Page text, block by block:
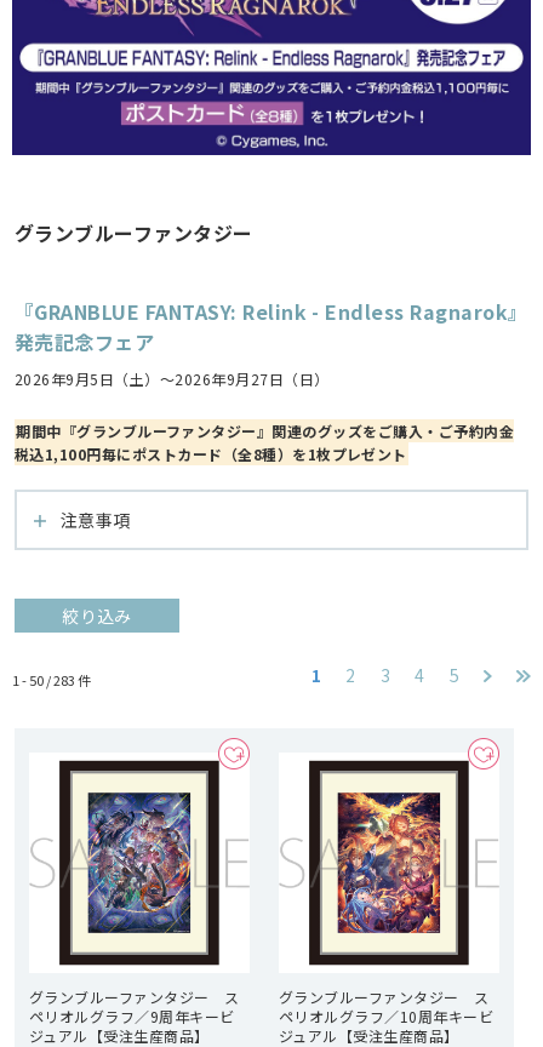
グランブルーファンタジー
『GRANBLUE FANTASY: Relink - Endless Ragnarok』
発売記念フェア
2026年9月5日（土）～2026年9月27日（日）
期間中『グランブルーファンタジー』関連のグッズをご購入・ご予約内金
税込1,100円毎にポストカード（全8種）を1枚プレゼント
注意事項
絞り込み
1 - 50 /283件 1 2 3 4 5
グランブルーファンタジー ス
ペリオルグラフ／9周年キービ
ジュアル【受注生産商品】
グランブルーファンタジー ス
ペリオルグラフ／10周年キービ
ジュアル【受注生産商品】